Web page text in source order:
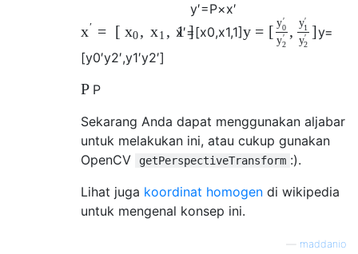
y′=P×x′
x′ = [ x0 , x1 , 1]
x′=[x0,x1,1]y = [
y′
0
y′
2
,
y′
1
y′
2
]y=
[y0′y2′,y1′y2′]
P P
Sekarang Anda dapat menggunakan aljabar
untuk melakukan ini, atau cukup gunakan
OpenCV
getPerspectiveTransform :).
Lihat juga koordinat homogen di wikipedia
untuk mengenal konsep ini.
maddanio